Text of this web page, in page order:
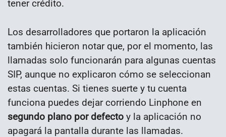
tener crédito.
Los desarrolladores que portaron la aplicación
también hicieron notar que, por el momento, las
llamadas solo funcionarán para algunas cuentas
SIP, aunque no explicaron cómo se seleccionan
estas cuentas. Si tienes suerte y tu cuenta
funciona puedes dejar corriendo Linphone en
segundo plano por defecto y la aplicación no
apagará la pantalla durante las llamadas.